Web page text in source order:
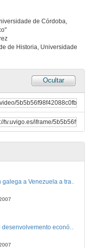
de Córdoba,
de Historia, Universidade
Ocultar
A emigración galega a Venezuela a través do asociacionismo